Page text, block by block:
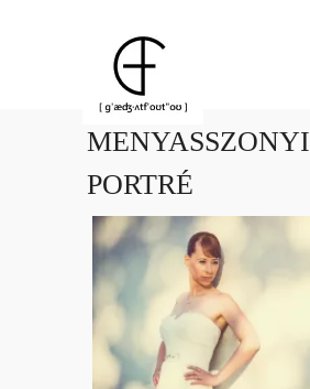
MENYASSZONYI
PORTRÉ